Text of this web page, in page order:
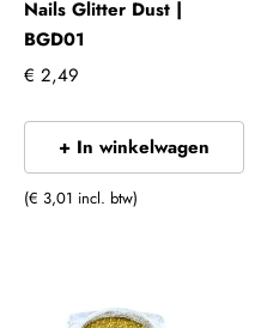
Nails Glitter Dust |
BGD01
€ 2,49
+ In winkelwagen
(€ 3,01 incl. btw)